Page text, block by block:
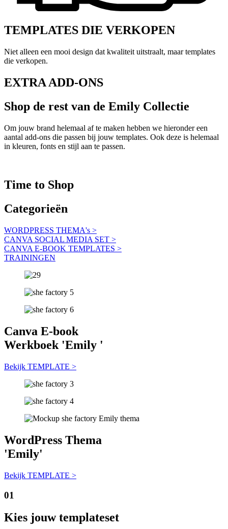
TEMPLATES DIE VERKOPEN
Niet alleen een mooi design dat kwaliteit uitstraalt, maar templates
die verkopen.
EXTRA ADD-ONS
Shop de rest van de Emily Collectie
Om jouw brand helemaal af te maken hebben we hieronder een
aantal add-ons die passen bij jouw templates. Ook deze is helemaal
in kleuren, fonts en stijl aan te passen.
Time to Shop
Categorieën
WORDPRESS THEMA's >
CANVA SOCIAL MEDIA SET >
CANVA E-BOOK TEMPLATES >
TRAININGEN
Canva E-book
Werkboek 'Emily '
Bekijk TEMPLATE >
WordPress Thema
'Emily'
Bekijk TEMPLATE >
01
Kies jouw templateset